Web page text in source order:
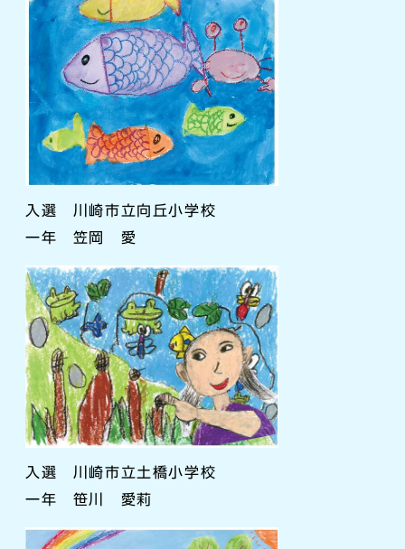
入選 川崎市立向丘小学校
一年 笠岡 愛
入選 川崎市立土橋小学校
一年 笹川 愛莉